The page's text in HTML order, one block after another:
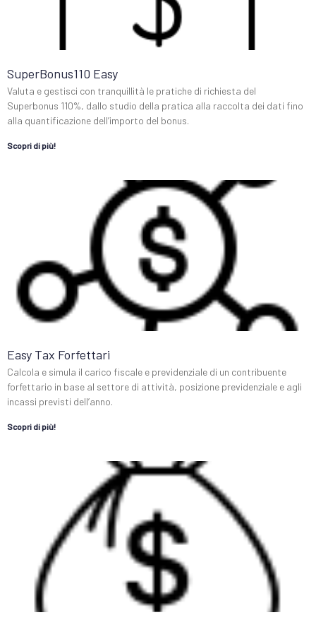
SuperBonus110 Easy
Valuta e gestisci con tranquillità le pratiche di richiesta del
Superbonus 110%, dallo studio della pratica alla raccolta dei dati fino
alla quantificazione dell’importo del bonus.
Scopri di più!
Easy Tax Forfettari
Calcola e simula il carico fiscale e previdenziale di un contribuente
forfettario in base al settore di attività, posizione previdenziale e agli
incassi previsti dell’anno.
Scopri di più!